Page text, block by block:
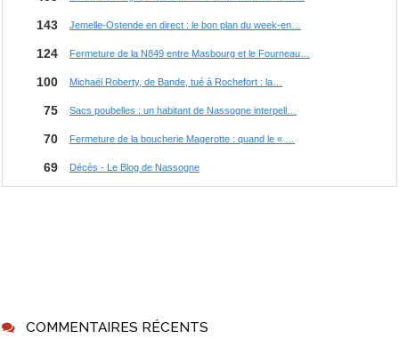
COMMENTAIRES RÉCENTS